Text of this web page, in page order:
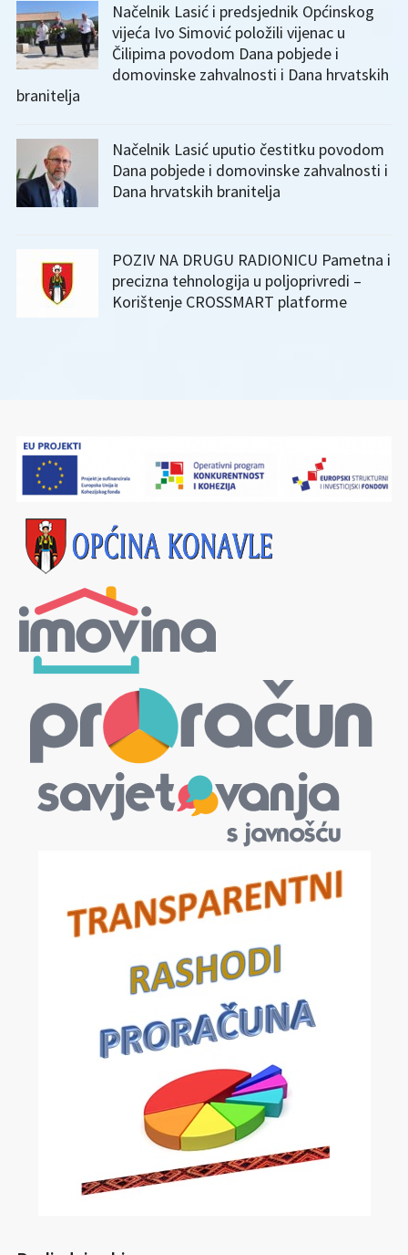
Načelnik Lasić i predsjednik Općinskog
vijeća Ivo Simović položili vijenac u
Čilipima povodom Dana pobjede i
domovinske zahvalnosti i Dana hrvatskih
branitelja
Načelnik Lasić uputio čestitku povodom
Dana pobjede i domovinske zahvalnosti i
Dana hrvatskih branitelja
POZIV NA DRUGU RADIONICU Pametna i
precizna tehnologija u poljoprivredi –
Korištenje CROSSMART platforme